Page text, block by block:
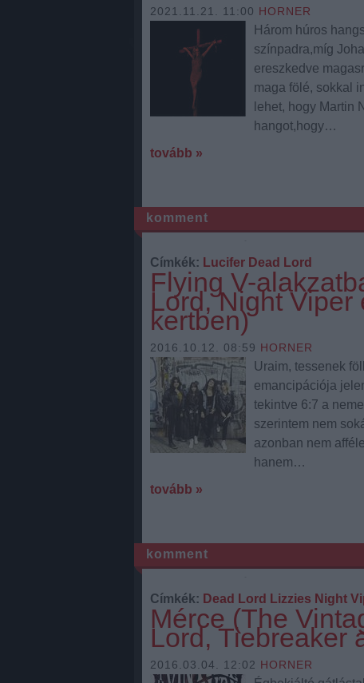
2021.11.21. 11:00 HORNER
Három húros
színpadra,míg
ereszkedve
maga fölé, sokkal
lehet, hogy Martin
hangot,hogy…
tovább »
komment
Címkék: Lucifer Dead Lord
Flying V-
Lord, Night
kertben)
2016.10.12. 08:59 HORNER
Uraim, tessenek
emancipációja
tekintve 6:7 a
szerintem nem
azonban nem
hanem…
tovább »
komment
Címkék: Dead Lord Lizzies Night
Mérce (The
Lord, Tiebreaker
2016.03.04. 12:02 HORNER